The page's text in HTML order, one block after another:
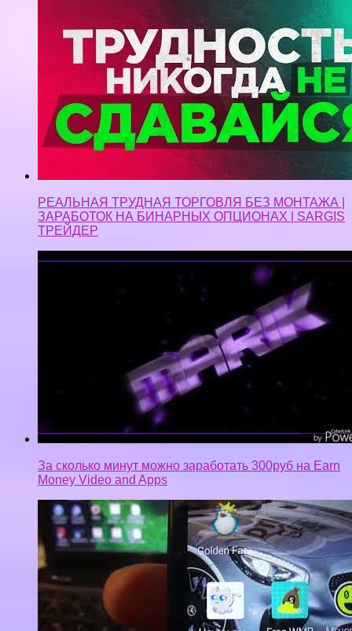
РЕАЛЬНАЯ ТРУДНАЯ ТОРГОВЛЯ БЕЗ МОНТАЖА |
ЗАРАБОТОК НА БИНАРНЫХ ОПЦИОНАХ | SARGIS
ТРЕЙДЕР
За сколько минут можно заработать 300руб на Earn
Money Video and Apps